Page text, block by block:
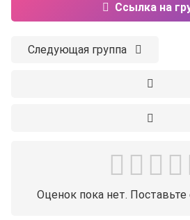
Ссылка на
Следующая группа
Оценок пока нет.